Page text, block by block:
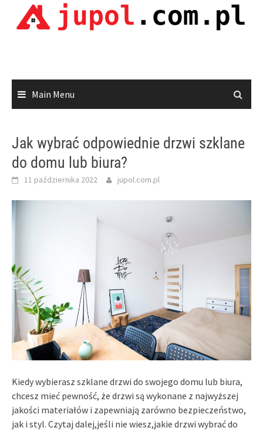
Main Menu
Jak wybrać odpowiednie drzwi szklane
do domu lub biura?
11 października 2022 jupol.com.pl
Kiedy wybierasz szklane drzwi do swojego domu lub biura,
chcesz mieć pewność, że drzwi są wykonane z najwyższej
jakości materiałów i zapewniają zarówno bezpieczeństwo,
jak i styl. Czytaj dalej,jeśli nie wiesz,jakie drzwi wybrać do